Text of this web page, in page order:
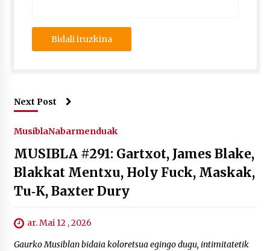
Next Post
MusiblaNabarmenduak
MUSIBLA #291: Gartxot, James Blake,
Blakkat Mentxu, Holy Fuck, Maskak,
Tu‑K, Baxter Dury
ar. Mai 12 , 2026
Gaurko Musiblan bidaia koloretsua egingo dugu, intimitatetik